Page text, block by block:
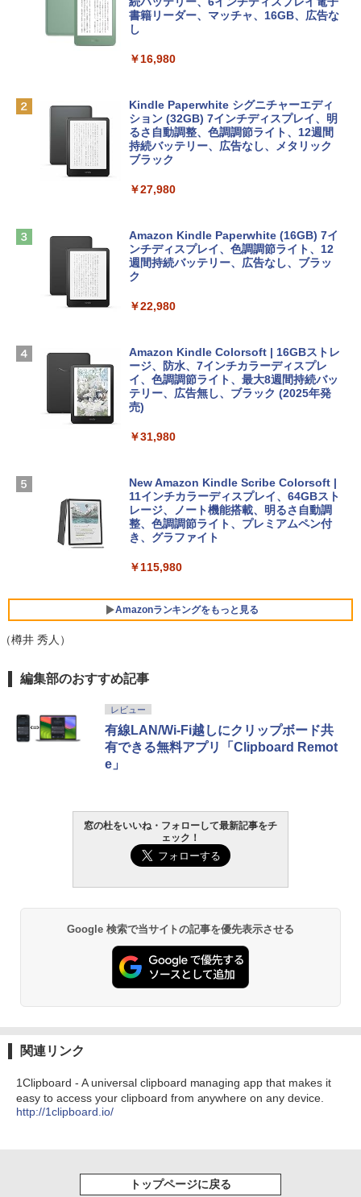
inaディスプレイ、8GBユニファイドメモ
リ、512GB SSDストレージ、1080p Fac
ゴ
tomtoc 360°保護 15.6 16インチ パソコ
ンケース Dell NEC Lavie ASUS HP dyna
book Lenovo対応
￥2,952
Apple 2026 MacBook Air M5チップ搭載
13インチノートブック：AIとApple Intell
igence、13.6インチLiquid Retinaディ
スプレイ、16GBユニファイドメモリ、51
レームカメラ、日本語キーボード、Touc
￥224,800
【Amazon.co.jp限定】 HP ノートパソコ
ン 15-fd 15.6インチ 16GBメモリ 512GB
FMV ノートパソコン WE1-K3 (MS 365 P
ersonal/Copilotキー搭載/Win 11/15.6型/
Core i5/16GB/SSD 512GB/ホワイト) FM
VWK3E15W_AZ
￥139,880
ラインコード版
定バーチャルアイテムを含む】 【オンラ
インゲームコード】 ロブロックス |オン
ラインコード版
￥1,600
ows11、10/mac対応|PC2台
￥39,582
Robloxギフトカード - 2,000 Robux 【限
ラインコード版
￥3,200
ト): Java & Bedrock Edition | オンライ
￥3,600
￥1,766
ズ (はぴーイラストLabo)
￥480
bデザイン入門講座［第2版］
ClaudeCode いちばんやさしい 教科書:
方 マニュアル AI副業にもコンテンツ作成
￥99
FM TOWNS ハイパー・カタログ: 本体ハ
ェクトリストと最新エミュレータ紹介
書籍リーダー、マッチャ、16GB、広告な
し
￥16,980
Kindle Paperwhite シグニチャーエディ
ション (32GB) 7インチディスプレイ、明
るさ自動調整、色調調節ライト、12週間
持続バッテリー、広告なし、メタリック
ブラック
￥27,980
Amazon Kindle Paperwhite (16GB) 7イ
ンチディスプレイ、色調調節ライト、12
週間持続バッテリー、広告なし、ブラッ
ク
￥22,980
Amazon Kindle Colorsoft | 16GBストレ
ージ、防水、7インチカラーディスプレ
イ、色調調節ライト、最大8週間持続バッ
テリー、広告無し、ブラック (2025年発
売)
￥31,980
New Amazon Kindle Scribe Colorsoft |
11インチカラーディスプレイ、64GBスト
レージ、ノート機能搭載、明るさ自動調
整、色調調節ライト、プレミアムペン付
き、グラファイト
￥115,980
Amazonランキングをもっと見る
（樽井 秀人）
編集部のおすすめ記事
レビュー
有線LAN/Wi-Fi越しにクリップボード共
有できる無料アプリ「Clipboard Remot
e」
窓の杜をいいね・フォローして最新記事をチ
ェック！
Google 検索で当サイトの記事を優先表示させる
関連リンク
1Clipboard - A universal clipboard managing app that makes it
easy to access your clipboard from anywhere on any device.
http://1clipboard.io/
トップページに戻る